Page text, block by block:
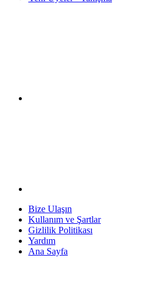
Bize Ulaşın
Kullanım ve Şartlar
Gizlilik Politikası
Yardım
Ana Sayfa